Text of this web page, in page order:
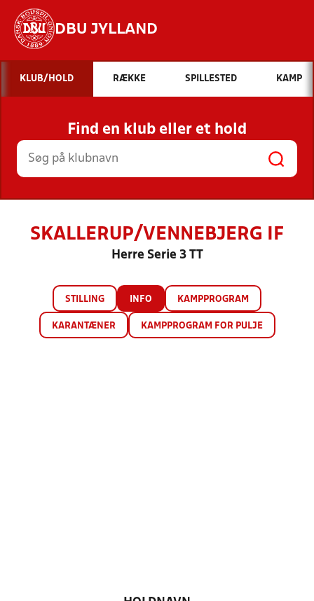
DBU JYLLAND
Hvad vil du søge efter?
INDHOLD OG NYHEDER
STILLINGER, RESULTATER, KLUBBER OG
HOLD
KLUB/HOLD RÆKKE SPILLESTED KAMP
Find en klub eller et hold
SKALLERUP/VENNEBJERG IF
Herre Serie 3 TT
STILLING INFO KAMPPROGRAM
KARANTÆNER KAMPPROGRAM FOR PULJE